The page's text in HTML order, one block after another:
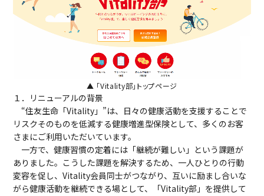
▲ 「Vitality部」トップページ
１．リニューアルの背景
“住友生命「Vitality」”は、日々の健康活動を支援することで
リスクそのものを低減する健康増進型保険として、多くのお客
さまにご利用いただいています。
一方で、健康習慣の定着には「継続が難しい」という課題が
ありました。こうした課題を解決するため、一人ひとりの行動
変容を促し、Vitality会員同士がつながり、互いに励まし合いな
がら健康活動を継続できる場として、「Vitality部」を提供して